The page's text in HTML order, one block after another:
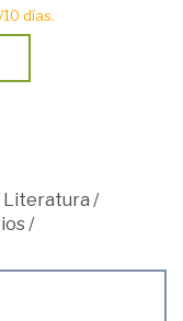
días.
Literatura /
/